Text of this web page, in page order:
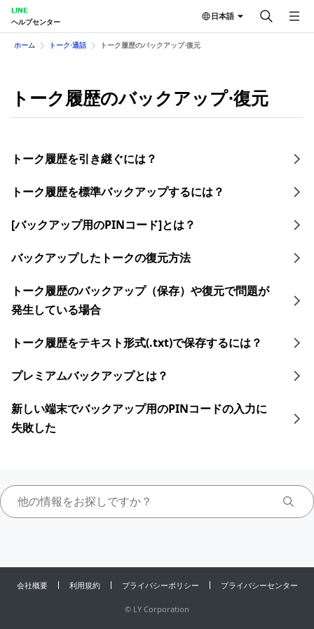
LINE
ヘルプセンター
日本語
ホーム トーク⋅通話 トーク履歴のバックアップ⋅復元
トーク履歴のバックアップ⋅復元
トーク履歴を引き継ぐには？
トーク履歴を​標準バックアップする​には？
[バックアップ用のPINコード]とは？
バックアップしたトークの復元方法
トーク履歴のバックアップ（保存）や復元で問題が
発生している場合
トーク履歴をテキスト形式(.txt)で保存するには？
プレミアムバックアップとは？
新しい端末でバックアップ用のPINコードの入力に
失敗した
会社概要 利用規約 プライバシーポリシー プライバシーセンター
© LY Corporation